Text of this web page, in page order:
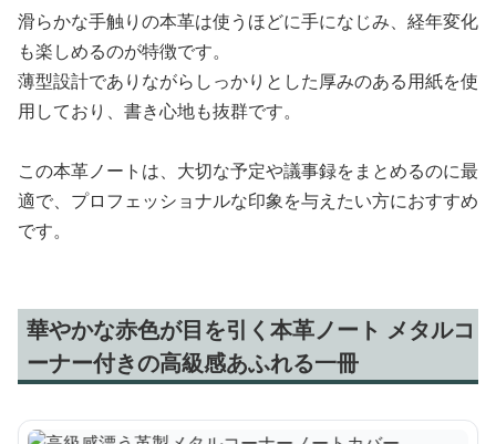
滑らかな手触りの本革は使うほどに手になじみ、経年変化
も楽しめるのが特徴です。
薄型設計でありながらしっかりとした厚みのある用紙を使
用しており、書き心地も抜群です。
この本革ノートは、大切な予定や議事録をまとめるのに最
適で、プロフェッショナルな印象を与えたい方におすすめ
です。
華やかな赤色が目を引く本革ノート メタルコ
ーナー付きの高級感あふれる一冊